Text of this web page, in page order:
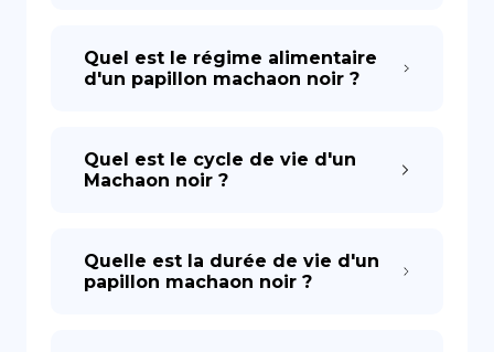
Quel est le régime alimentaire
d'un papillon machaon noir ?
Quel est le cycle de vie d'un
Machaon noir ?
Quelle est la durée de vie d'un
papillon machaon noir ?